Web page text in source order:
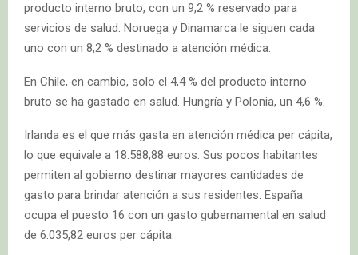
producto interno bruto, con un 9,2 % reservado para
servicios de salud. Noruega y Dinamarca le siguen cada
uno con un 8,2 % destinado a atención médica.
En Chile, en cambio, solo el 4,4 % del producto interno
bruto se ha gastado en salud. Hungría y Polonia, un 4,6 %.
Irlanda es el que más gasta en atención médica per cápita,
lo que equivale a 18.588,88 euros. Sus pocos habitantes
permiten al gobierno destinar mayores cantidades de
gasto para brindar atención a sus residentes. España
ocupa el puesto 16 con un gasto gubernamental en salud
de 6.035,82 euros per cápita.